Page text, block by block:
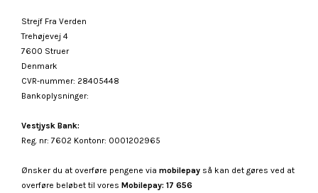
Strejf Fra Verden
Trehøjevej 4
7600 Struer
Denmark
CVR-nummer: 28405448
Bankoplysninger:
Vestjysk Bank:
Reg. nr: 7602 Kontonr: 0001202965
Ønsker du at overføre pengene via mobilepay så kan det gøres ved at
overføre beløbet til vores Mobilepay: 17 656